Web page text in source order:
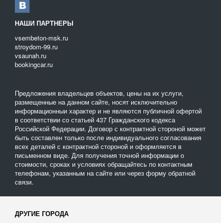
упростить взаимодействие владельцев техники, желающих ее
транспортировать, и компаний перевозчиков, оказывающих
НАШИ ПАРТНЕРЫ
vsembeton-msk.ru
stroydom-99.ru
vsaunah.ru
bookingcar.ru
Предложения владельцев объектов, цены на их услуги,
размещенные на данном сайте, носят исключительно
информационныи характер и не являются публичной офертой
в соответствии со статьей 437 Гражданского кодекса
Российской Федерации. Договор с контрактной стороной может
быть составлен только после индивидуального согласования
всех деталей с контрактной стороной и оформляется в
письменном виде. Для получения точной информации о
стоимости, сроках и условиях обращайтесь по контактным
телефонам, указанным на сайте или через форму обратной
связи.
ДРУГИЕ ГОРОДА